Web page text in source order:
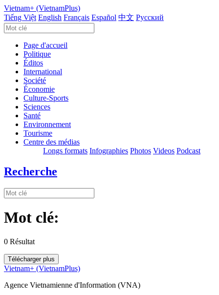
Vietnam+ (VietnamPlus)
Tiếng Việt English Français Español 中文 Русский
Page d'accueil
Politique
Éditos
International
Société
Économie
Culture-Sports
Sciences
Santé
Environnement
Tourisme
Centre des médias
Longs formats Infographies Photos Videos Podcast
Recherche
Mot clé:
0 Résultat
Télécharger plus
Vietnam+ (VietnamPlus)
Agence Vietnamienne d'Information (VNA)